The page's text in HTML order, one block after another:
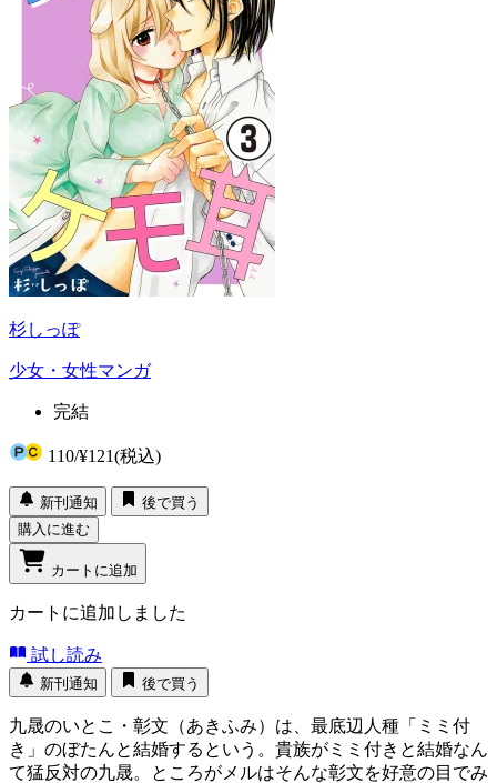
杉しっぽ
少女・女性マンガ
完結
110/¥121(税込)
新刊通知
後で買う
購入に進む
カートに追加
カートに追加しました
試し読み
新刊通知 後で買う
九晟のいとこ・彰文（あきふみ）は、最底辺人種「ミミ付
き」のぼたんと結婚するという。貴族がミミ付きと結婚なん
て猛反対の九晟。ところがメルはそんな彰文を好意の目でみ